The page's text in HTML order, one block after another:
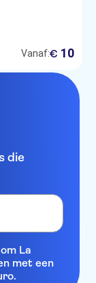
Vanaf:€ 10
die
La
met een